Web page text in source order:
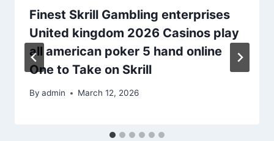
Finest Skrill Gambling enterprises
United kingdom 2026 Casinos play
all american poker 5 hand online
One to Take on Skrill
By admin March 12, 2026